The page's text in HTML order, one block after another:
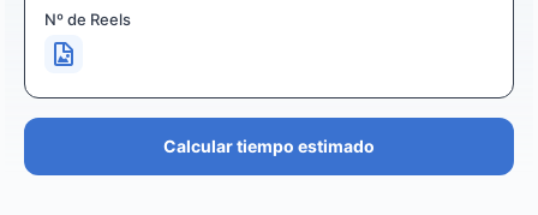
Nº de Reels
Calcular tiempo estimado